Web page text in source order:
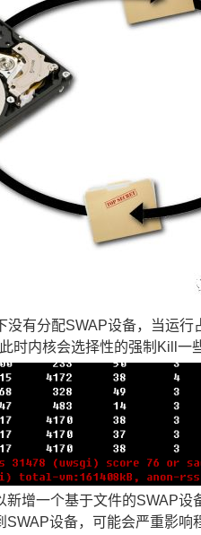
没有分配SWAP设备，当运行
时内核会选择性的强制Kill一
新增一个基于文件的SWAP设
SWAP设备，可能会严重影响